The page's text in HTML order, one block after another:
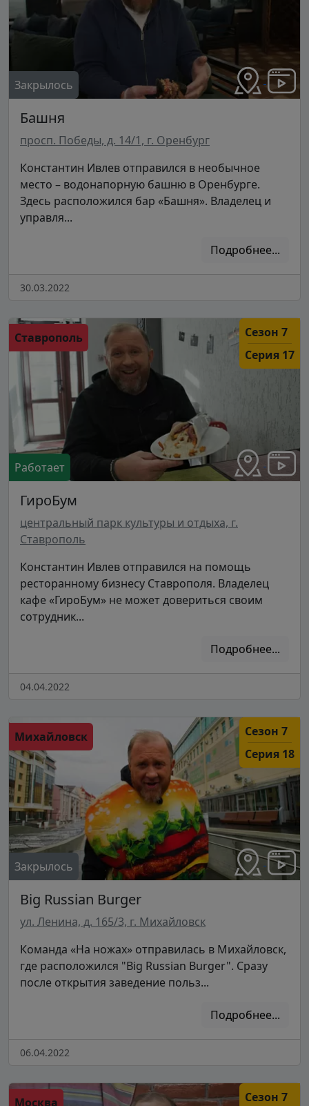
Закрылось
Башня
просп. Победы, д. 14/1, г. Оренбург
Константин Ивлев отправился в необычное
место – водонапорную башню в Оренбурге.
Здесь расположился бар «Башня». Владелец и
управля...
Подробнее...
30.03.2022
Ставрополь
Сезон 7
Серия 17
Работает
ГироБум
центральный парк культуры и отдыха, г.
Ставрополь
Константин Ивлев отправился на помощь
ресторанному бизнесу Ставрополя. Владелец
кафе «ГироБум» не может довериться своим
сотрудник...
Подробнее...
04.04.2022
Михайловск
Сезон 7
Серия 18
Закрылось
Big Russian Burger
ул. Ленина, д. 165/3, г. Михайловск
Команда «На ножах» отправилась в Михайловск,
где расположился "Big Russian Burger". Сразу
после открытия заведение польз...
Подробнее...
06.04.2022
Москва Сезон 7